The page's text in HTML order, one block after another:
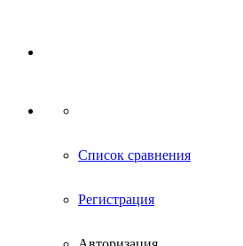
Список сравнения
Регистрация